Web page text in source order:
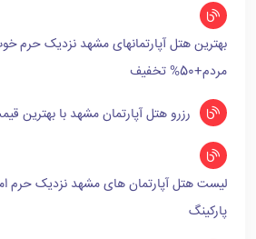
بهترین هتل آپارتمانهای مشهد نزدیک حرم
مردم+50% تخفیف
رزرو هتل آپارتمان مشهد با بهترین
لیست هتل آپارتمان های مشهد نزدیک حرم
پارکینگ